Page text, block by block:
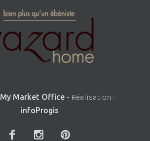
My Market Office - Réalisation :
infoProgis